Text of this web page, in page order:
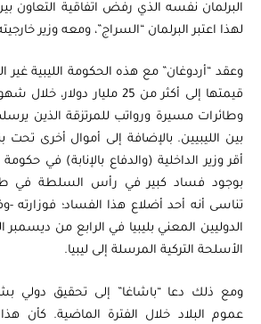
البرلمان نفسه الذي رفض اتفاقية التعاون بين
لهذا اعتبر البرلمان “السراج”، ومعه وزير
وعقد “أردوغان” مع هذه الحكومة الليبية غير
قيمتها إلى أكثر من 25 مليار
وطائرات مسيرة ورواتب للمرتزقة الذين
بين الليبيين. بالإضافة إلى أموال أخرى تحت
أقر وزير الداخلية (والدفاع بالإنابة) في حكومة
بوجود فساد كبير في رأس السلطة في
تناسى أنه أحد أضلاع هذا الفساد؛ فوزارته -
الدوليين المعني بليبيا في الرابع من
الأسلحة التركية المرسلة إلى ليبيا.
ومع ذلك دعا “باشاغا” إلى تحقيق دولي
عموم البلاد خلال الفترة الماضية. كأن هذا